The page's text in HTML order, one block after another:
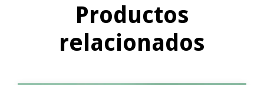
Productos
relacionados